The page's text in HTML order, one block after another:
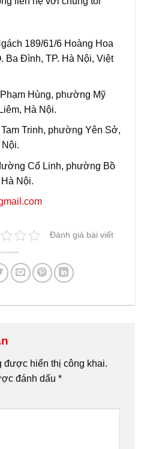
189/61/6 Hoàng Hoa
Ba Đình, TP. Hà Nội, Việt
Hùng, phường Mỹ
Hà Nội.
Trinh, phường Yên Sở,
Cổ Linh, phường Bồ
Nội.
Đánh giá bài viết
được hiển thị công khai.
đánh dấu *